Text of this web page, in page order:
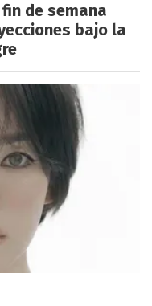
de semana
bajo la